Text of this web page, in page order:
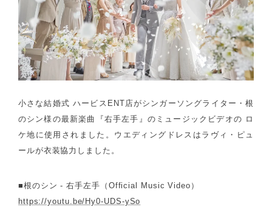
小さな結婚式 ハービスENT店がシンガーソングライター・根
のシン様の最新楽曲『右手左手』のミュージックビデオの ロ
ケ地に使用されました。ウエディングドレスはラヴィ・ピュ
ールが衣装協力しました。
■根のシン - 右手左手（Official Music Video）
https://youtu.be/Hy0-UDS-ySo